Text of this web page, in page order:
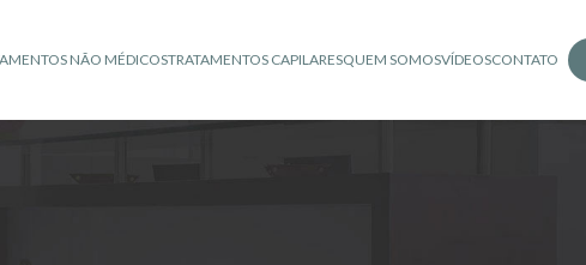
NÃO MÉDICOSTRATAMENTOS CAPILARESQUEM SOMOSVÍDEOSCONTATO